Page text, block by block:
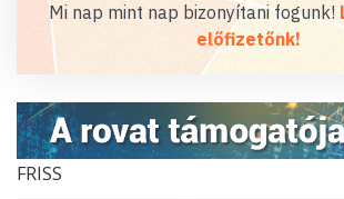
Mi nap mint nap bizonyítani fogunk!
előfizetőnk!
FRISS